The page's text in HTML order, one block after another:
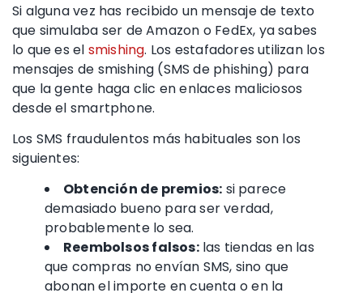
Si alguna vez has recibido un mensaje de texto
que simulaba ser deAmazon o FedEx, ya sabes
lo que es el smishing. Los estafadores utilizan los
mensajes de smishing (SMS de phishing) para
que la gente haga clic enenlaces maliciosos
desde el smartphone.
Los SMS fraudulentos más habituales son los
siguientes:
Obtención de premios: si parece
demasiado bueno para ser verdad,
probablemente lo sea.
Reembolsos falsos:las tiendas en las
que compras no envían SMS, sino que
abonan el importe en cuenta o en la